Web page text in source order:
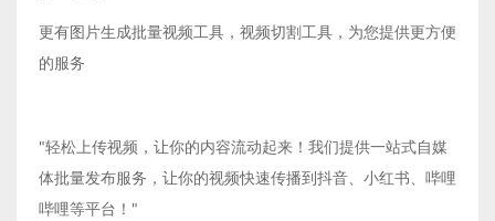
更有图片生成批量视频工具，视频切割工具，为您提供更方便
的服务
"轻松上传视频，让你的内容流动起来！我们提供一站式自媒
体批量发布服务，让你的视频快速传播到抖音、小红书、哔哩
哔哩等平台！"